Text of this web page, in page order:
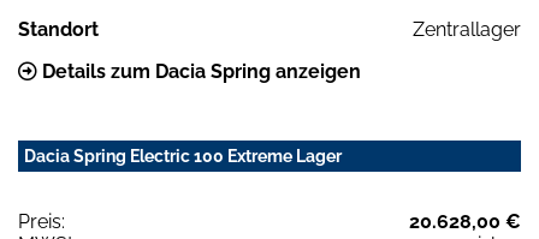
Standort
Zentrallager
Details zum Dacia Spring anzeigen
Dacia Spring Electric 100 Extreme Lager
Preis:
20.628,00 €